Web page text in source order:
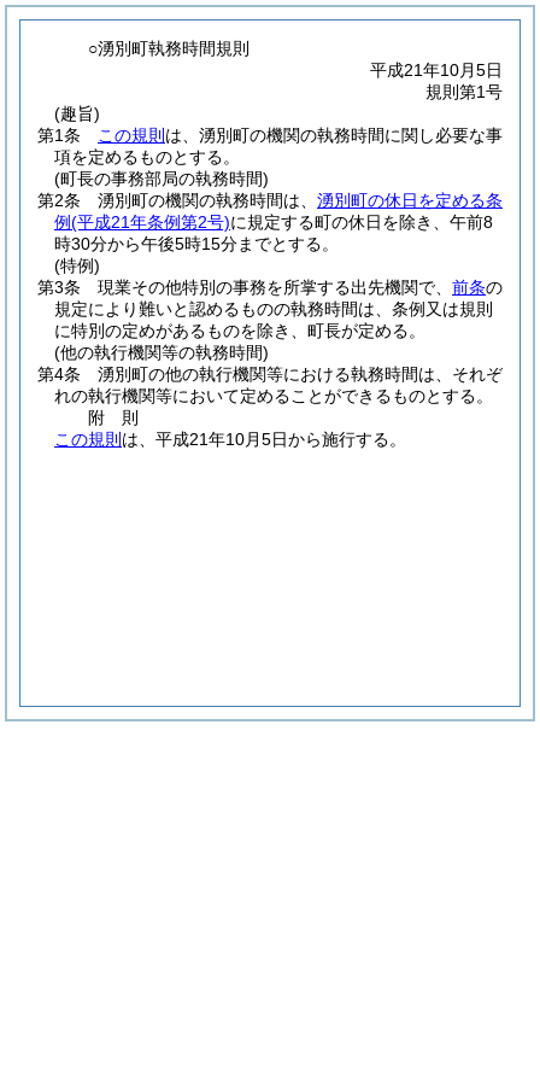
○湧別町執務時間規則
平成21年10月5日
規則第1号
(趣旨)
第1条
この規則 は、湧別町の機関の執務時間に関し必要な事
項を定めるものとする。
(町長の事務部局の執務時間)
第2条
湧別町の機関の執務時間は、 湧別町の休日を定める条
例(平成21年条例第2号)に規定する町の休日を除き、午前8
時30分から午後5時15分までとする。
(特例)
第3条
現業その他特別の事務を所掌する出先機関で、 前条の
規定により難いと認めるものの執務時間は、条例又は規則
に特別の定めがあるものを除き、町長が定める。
(他の執行機関等の執務時間)
第4条
湧別町の他の執行機関等における執務時間は、それぞ
れの執行機関等において定めることができるものとする。
附 則
この規則 は、平成21年10月5日から施行する。